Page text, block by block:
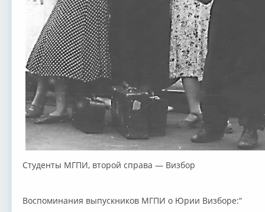
Студенты МГПИ, второй справа — Визбор
Воспоминания выпускников МГПИ о Юрии Визборе:“